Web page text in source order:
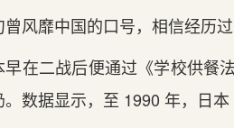
曾风靡中国的口号，相信经历
早在二战后便通过《学校供餐
。数据显示，至 1990 年，日